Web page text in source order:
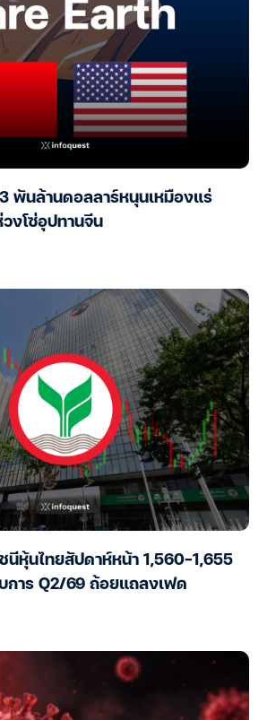
พันล้านดอลลาร์หนุนเหมืองแร่
งโซ่อุปทานจีน
นีหุ้นไทยสัปดาห์หน้า 1,560-1,655
การ Q2/69 ถ้อยแถลงเฟด